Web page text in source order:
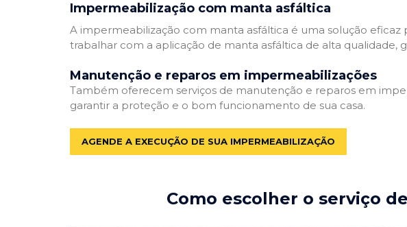
Impermeabilização com manta asfáltica
A impermeabilização com manta asfáltica é uma solução
trabalhar com a aplicação de manta asfáltica de alta
Manutenção e reparos em impermeabilizações
Também oferecem serviços de manutenção e reparos em
garantir a proteção e o bom funcionamento de sua casa.
AGENDE A EXECUÇÃO DE SUA IMPERMEABILIZAÇÃO
Como escolher o serviço